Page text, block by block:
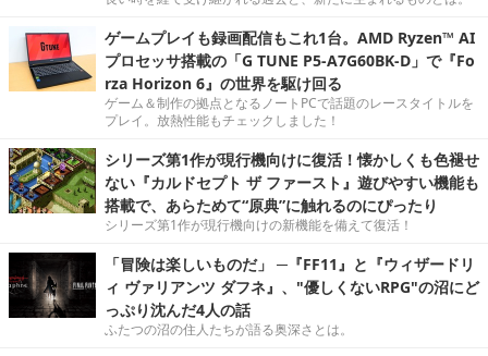
ゲームプレイも録画配信もこれ1台。AMD Ryzen™ AI
プロセッサ搭載の「G TUNE P5-A7G60BK-D」で『Fo
rza Horizon 6』の世界を駆け回る
ゲーム＆制作の拠点となるノートPCで話題のレースタイトルを
プレイ。放熱性能もチェックしました！
シリーズ第1作が現行機向けに復活！懐かしくも色褪せ
ない『カルドセプト ザ ファースト』遊びやすい機能も
搭載で、あらためて“原典”に触れるのにぴったり
シリーズ第1作が現行機向けの新機能を備えて復活！
「冒険は楽しいものだ」 ─『FF11』と『ウィザードリ
ィ ヴァリアンツ ダフネ』、"優しくないRPG"の沼にど
っぷり沈んだ4人の話
ふたつの沼の住人たちが語る奥深さとは。